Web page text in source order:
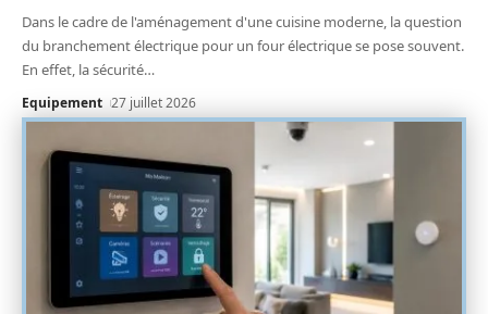
Dans le cadre de l'aménagement d'une cuisine moderne, la question
du branchement électrique pour un four électrique se pose souvent.
En effet, la sécurité…
Equipement 27 juillet 2026